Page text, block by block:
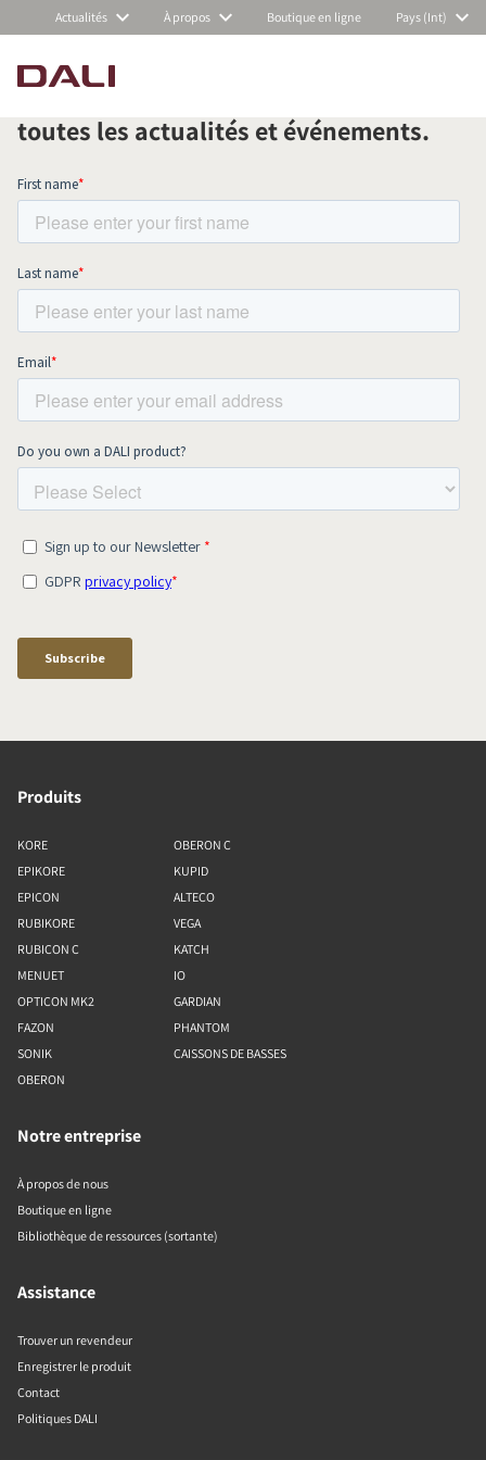
Actualités À propos Boutique en ligne Pays (Int)
COMPARER LES PRODUITS
Abonnez-vous à notre newsletter
mensuelle et restez au courant de
toutes les actualités et événements.
Produits
KORE
EPIKORE
EPICON
RUBIKORE
RUBICON C
MENUET
OPTICON MK2
FAZON
SONIK
OBERON
OBERON C
KUPID
ALTECO
VEGA
KATCH
IO
GARDIAN
PHANTOM
CAISSONS DE BASSES
Notre entreprise
À propos de nous
Boutique en ligne
Bibliothèque de ressources (sortante)
Assistance
Trouver un revendeur
Enregistrer le produit
Contact
Politiques DALI